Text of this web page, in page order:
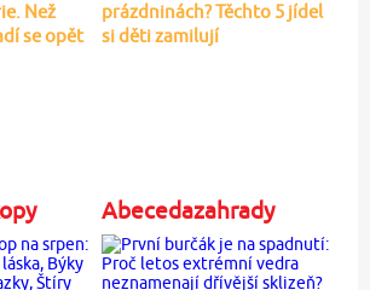
Než
se opět
prázdninách? Těchto 5 jídel
si děti zamilují
Abecedazahrady